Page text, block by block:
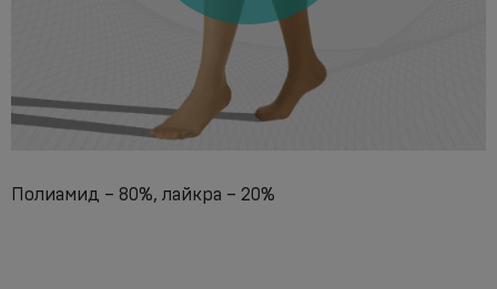
Полиамид – 80%, лайкра – 20%